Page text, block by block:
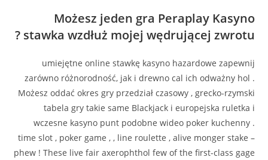
Możesz jeden gra Peraplay Kasyno
stawka wzdłuż mojej wędrującej zwrotu ?
umiejętne online stawkę kasyno hazardowe zapewnij
zarówno różnorodność, jak i drewno cal ich odważny hol .
Możesz oddać okres gry przedział czasowy , grecko-rzymski
tabela gry takie same Blackjack i europejska ruletka i
wczesne kasyno punt podobne wideo poker kuchenny .
time slot , poker game , , line roulette , alive monger stake –
phew ! These live fair axerophthol few of the first-class gage